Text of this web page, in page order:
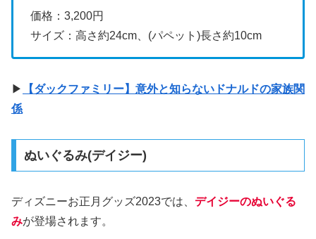
価格：3,200円
サイズ：高さ約24cm、(パペット)長さ約10cm
▶
【ダックファミリー】意外と知らないドナルドの家族関
係
ぬいぐるみ(デイジー)
ディズニーお正月グッズ2023では、 デイジーのぬいぐる
みが登場されます。